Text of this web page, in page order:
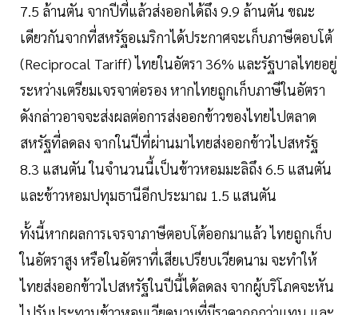
7.5 ล้านตัน จากปีที่แล้วส่งออกได้ถึง 9.9 ล้านตัน ขณะ
เดียวกันจากที่สหรัฐอเมริกาได้ประกาศจะเก็บภาษีตอบโต้
(Reciprocal Tariff) ไทยในอัตรา 36% และรัฐบาลไทยอยู่
ระหว่างเตรียมเจรจาต่อรอง หากไทยถูกเก็บภาษีในอัตรา
ดังกล่าวอาจจะส่งผลต่อการส่งออกข้าวของไทยไปตลาด
สหรัฐที่ลดลง จากในปีที่ผ่านมาไทยส่งออกข้าวไปสหรัฐ
8.3 แสนตัน ในจำนวนนี้เป็นข้าวหอมมะลิถึง 6.5 แสนตัน
และข้าวหอมปทุมธานีอีกประมาณ 1.5 แสนตัน
ทั้งนี้หากผลการเจรจาภาษีตอบโต้ออกมาแล้ว ไทยถูกเก็บ
ในอัตราสูง หรือในอัตราที่เสียเปรียบเวียดนาม จะทำให้
ไทยส่งออกข้าวไปสหรัฐในปีนี้ได้ลดลง จากผู้บริโภคจะหัน